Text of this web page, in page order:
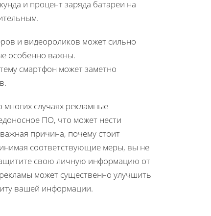
и процент заряда батареи на
и видеороликов может сильно
особенно важны.
смартфон может заметно
случаях рекламные
ПО, что может нести
причина, почему стоит
соответствующие меры, вы не
свою личную информацию от
может существенно улучшить
вашей информации.